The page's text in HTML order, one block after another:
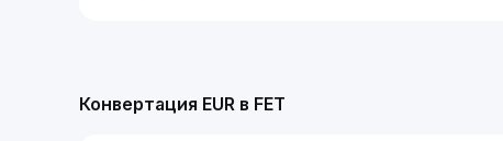
Конвертация EUR в FET